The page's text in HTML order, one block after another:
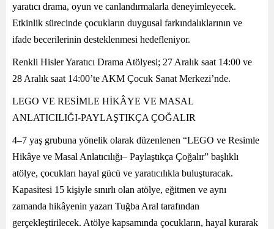
yaratıcı drama, oyun ve canlandırmalarla deneyimleyecek.
Etkinlik sürecinde çocukların duygusal farkındalıklarının ve
ifade becerilerinin desteklenmesi hedefleniyor.
Renkli Hisler Yaratıcı Drama Atölyesi; 27 Aralık saat 14:00 ve
28 Aralık saat 14:00’te AKM Çocuk Sanat Merkezi’nde.
LEGO VE RESİMLE HİKÂYE VE MASAL
ANLATICILIĞI-PAYLAŞTIKÇA ÇOĞALIR
4–7 yaş grubuna yönelik olarak düzenlenen “LEGO ve Resimle
Hikâye ve Masal Anlatıcılığı– Paylaştıkça Çoğalır” başlıklı
atölye, çocukları hayal gücü ve yaratıcılıkla buluşturacak.
Kapasitesi 15 kişiyle sınırlı olan atölye, eğitmen ve aynı
zamanda hikâyenin yazarı Tuğba Aral tarafından
gerçekleştirilecek. Atölye kapsamında çocukların, hayal kurarak